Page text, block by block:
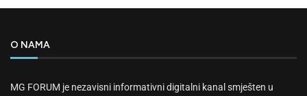
O NAMA
MG FORUM je nezavisni informativni digitalni kanal smješten u